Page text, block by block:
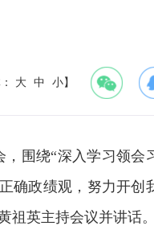
大 中 小】
围绕“深入学习领会
确政绩观，努力开创
祖英主持会议并讲话。